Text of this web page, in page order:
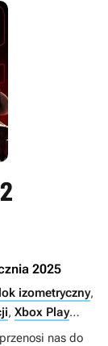
2025
izometryczny,
, Xbox Play
,LAN
nas do